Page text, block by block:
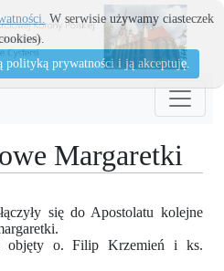
Margaretki
się do Apostolatu kolejne
objęty o. Filip Krzemień i ks.
W serwisie używamy ciasteczek
polityką prywatności i ją akceptuję.